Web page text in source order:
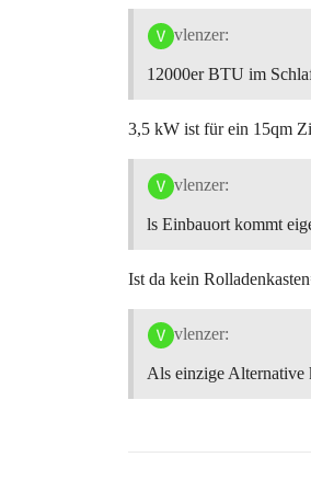
vlenzer:
12000er BTU im
3,5 kW ist für ein 15qm
vlenzer:
ls Einbauort kommt
Ist da kein
vlenzer:
Als einzige Alternative